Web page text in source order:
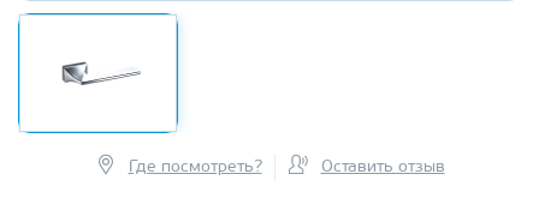
Где посмотреть? Оставить отзыв